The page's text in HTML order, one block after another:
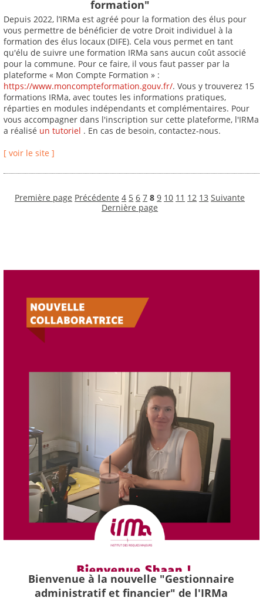
formation"
Depuis 2022, l’IRMa est agréé pour la formation des élus pour
vous permettre de bénéficier de votre Droit individuel à la
formation des élus locaux (DIFE). Cela vous permet en tant
qu'élu de suivre une formation IRMa sans aucun coût associé
pour la commune. Pour ce faire, il vous faut passer par la
plateforme « Mon Compte Formation » :
https://www.moncompteformation.gouv.fr/. Vous y trouverez 15
formations IRMa, avec toutes les informations pratiques,
réparties en modules indépendants et complémentaires. Pour
vous accompagner dans l'inscription sur cette plateforme, l'IRMa
a réalisé un tutoriel . En cas de besoin, contactez-nous.
[ voir le site ]
Première page Précédente 4 5 6 7 8 9 10 11 12 13 Suivante
Dernière page
Bienvenue à la nouvelle "Gestionnaire
administratif et financier" de l'IRMa